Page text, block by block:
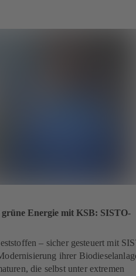
Energie mit KSB: SISTO-
– sicher gesteuert mit
ihrer
die selbst unter extremen